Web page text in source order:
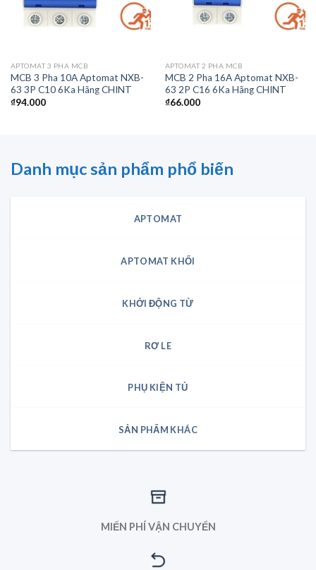
APTOMAT 3 PHA MCB
MCB 3 Pha 10A Aptomat NXB-
63 3P C10 6Ka Hãng CHINT
₫94.000
APTOMAT 2 PHA MCB
MCB 2 Pha 16A Aptomat NXB-
63 2P C16 6Ka Hãng CHINT
₫66.000
Danh mục sản phẩm phổ biến
APTOMAT
APTOMAT KHỐI
KHỞI ĐỘNG TỪ
RƠ LE
PHỤ KIỆN TỦ
SẢN PHẨM KHÁC
MIẾN PHÍ VẬN CHUYỂN